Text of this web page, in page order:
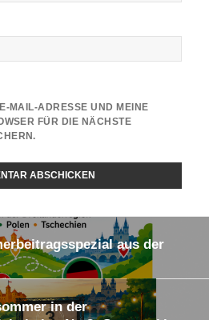
MAIL-ADRESSE UND MEINE
FÜR DIE NÄCHSTE
aus der
in der